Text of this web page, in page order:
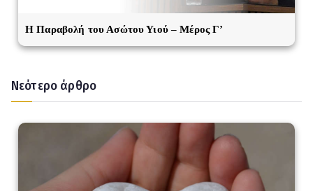
Η Παραβολή του Ασώτου Υιού – Μέρος Γ’
Νεότερο άρθρο